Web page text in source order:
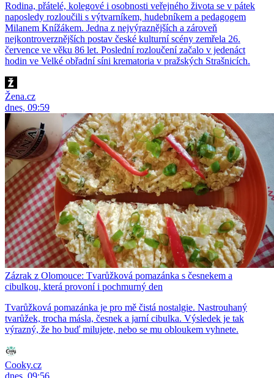
Rodina, přátelé, kolegové i osobnosti veřejného života se v pátek
naposledy rozloučili s výtvarníkem, hudebníkem a pedagogem
Milanem Knížákem. Jedna z nejvýraznějších a zároveň
nejkontroverznějších postav české kulturní scény zemřela 26.
července ve věku 86 let. Poslední rozloučení začalo v jedenáct
hodin ve Velké obřadní síni krematoria v pražských Strašnicích.
Žena.cz
dnes, 09:59
Zázrak z Olomouce: Tvarůžková pomazánka s česnekem a
cibulkou, která provoní i pochmurný den
Tvarůžková pomazánka je pro mě čistá nostalgie. Nastrouhaný
tvarůžek, trocha másla, česnek a jarní cibulka. Výsledek je tak
výrazný, že ho buď milujete, nebo se mu obloukem vyhnete.
Cooky.cz